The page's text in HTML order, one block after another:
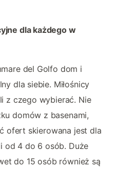
dla każdego w
del Golfo dom i
dla siebie. Miłośnicy
z czego wybierać. Nie
domów z basenami,
ofert skierowana jest dla
od 4 do 6 osób. Duże
do 15 osób również są